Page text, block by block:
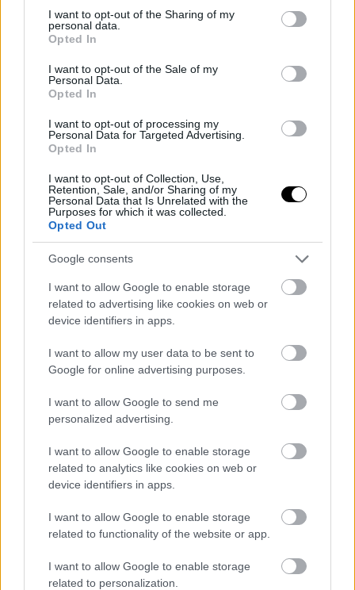
not limited to your visit or usage behaviour. You may click to
grant or deny consent to Google and its third-party tags to
use your data for below specified purposes in below Google
consent section.
I want to opt-out of the Sharing of my
personal data.
Opted In
I want to opt-out of the Sale of my
Personal Data.
Opted In
I want to opt-out of processing my
Personal Data for Targeted Advertising.
Opted In
I want to opt-out of Collection, Use,
Retention, Sale, and/or Sharing of my
Personal Data that Is Unrelated with the
Purposes for which it was collected.
Opted Out
Google consents
I want to allow Google to enable storage
related to advertising like cookies on web or
device identifiers in apps.
I want to allow my user data to be sent to
Google for online advertising purposes.
I want to allow Google to send me
personalized advertising.
I want to allow Google to enable storage
related to analytics like cookies on web or
device identifiers in apps.
I want to allow Google to enable storage
related to functionality of the website or app.
I want to allow Google to enable storage
related to personalization.
ΔΗΜΟΦΙΛΕΣΤΕΡΑ ΘΕΜΑΤΑ
Souls: προβληματικό
ξεκίνημα στα PC
καλοκαιρινές
αποκλειστικότητες
ταμεία" παντού, στο σπίτι...
του χρόνου
Games του αρχικού Xbox
διαθέσιμα και για
Windows 11
Marvel's Spider-man
PS Classic: ερωτήσεις,
απαντήσεις